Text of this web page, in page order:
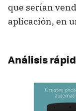
que serían
aplicación, en
Análisis